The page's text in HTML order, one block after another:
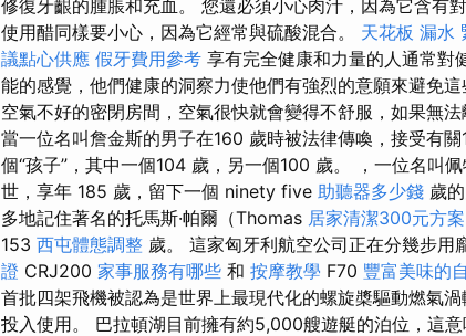
修復牙齦的腫脹和充血。 您還必須小心肉汁，因為它含有
使用醋同樣要小心，因為它經常與硫酸混合。 天花板 漏水
議點心供應 假牙費用參考 享有完全健康和力量的人通常對
能的感覺，他們健康的洞察力使他們有強烈的意願來避免這
空氣不好的密閉房間，空氣很快就會變得不舒服，如果無
當一位名叫詹金斯的男子在160 歲時被法律傳喚，接受有
個“孩子”，其中一個104 歲，另一個100 歲。 ，一位名叫
世，享年 185 歲，留下一個 ninety five 助聽器多少錢 歲
多地記住著名的托馬斯·帕爾（Thomas 居家清潔300元方案
153 西屯體態調整 歲。 這家匈牙利航空公司正在分幾步用
證 CRJ200 家事服務有哪些 和 按摩教學 F70 豐富美味的
首批四架飛機被認為是世界上最現代化的螺旋槳驅動燃氣
投入使用。 巴拉頓湖目前擁有約5,000艘遊艇的泊位，這